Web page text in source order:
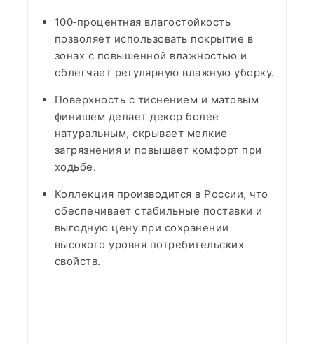
100‑процентная влагостойкость
позволяет использовать покрытие в
зонах с повышенной влажностью и
облегчает регулярную влажную уборку.​
Поверхность с тиснением и матовым
финишем делает декор более
натуральным, скрывает мелкие
загрязнения и повышает комфорт при
ходьбе.​
Коллекция производится в России, что
обеспечивает стабильные поставки и
выгодную цену при сохранении
высокого уровня потребительских
свойств.